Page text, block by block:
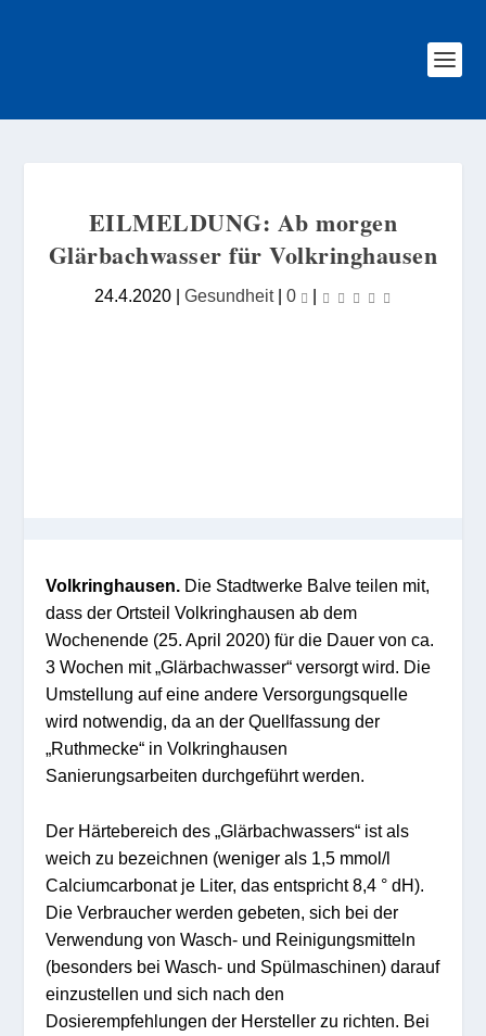
EILMELDUNG: Ab morgen
Glärbachwasser für Volkringhausen
24.4.2020| Gesundheit| 0 |
Volkringhausen. Die Stadtwerke Balve teilen mit,
dass der Ortsteil Volkringhausen ab dem
Wochenende (25. April 2020) für die Dauer von ca.
3 Wochen mit „Glärbachwasser“ versorgt wird. Die
Umstellung auf eine andere Versorgungsquelle
wird notwendig, da an der Quellfassung der
„Ruthmecke“ in Volkringhausen
Sanierungsarbeiten durchgeführt werden.
Der Härtebereich des „Glärbachwassers“ ist als
weich zu bezeichnen (weniger als 1,5 mmol/l
Calciumcarbonat je Liter, das entspricht 8,4 ° dH).
Die Verbraucher werden gebeten, sich bei der
Verwendung von Wasch- und Reinigungsmitteln
(besonders bei Wasch- und Spülmaschinen) darauf
einzustellen und sich nach den
Dosierempfehlungen der Hersteller zu richten. Bei